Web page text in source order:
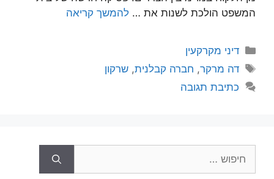
המשפט הולכת לשנות את … להמשך קריאה
קטגוריות
דיני מקרקעין
תגיות
דה מרקר, חברה קבלנית,שרקון
כתיבת תגובה